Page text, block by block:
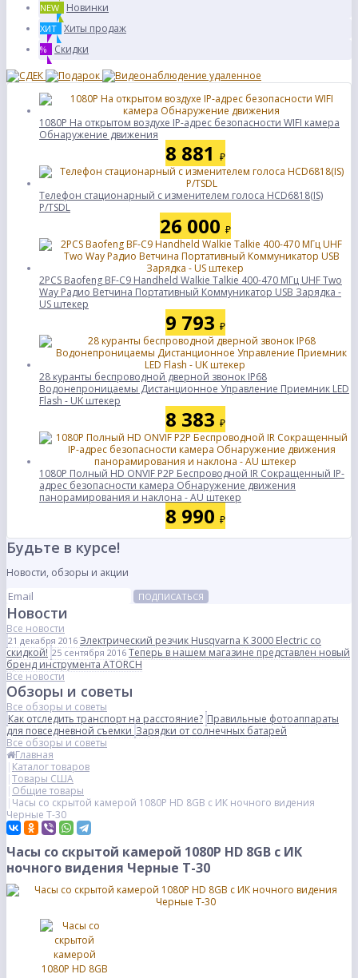
NEW Новинки
ХИТ Хиты продаж
% Скидки
1080P На открытом воздухе IP-адрес безопасности WIFI камера
Обнаружение движения
8 881 ₽
Телефон стационарный с изменителем голоса HCD6818(IS)
P/TSDL
26 000 ₽
2PCS Baofeng BF-C9 Handheld Walkie Talkie 400-470 МГц UHF Two
Way Радио Ветчина Портативный Коммуникатор USB Зарядка -
US штекер
9 793 ₽
28 куранты беспроводной дверной звонок IP68
Водонепроницаемы Дистанционное Управление Приемник LED
Flash - UK штекер
8 383 ₽
1080P Полный HD ONVIF P2P Беспроводной IR Сокращенный IP-
адрес безопасности камера Обнаружение движения
панорамирования и наклона - AU штекер
8 990 ₽
Будьте в курсе!
Новости, обзоры и акции
ПОДПИСАТЬСЯ
Новости
Все новости
21 декабря 2016 Электрический резчик Husqvarna K 3000 Electric со
скидкой! 25 сентября 2016 Теперь в нашем магазине представлен новый
бренд инструмента ATORCH
Все новости
Обзоры и советы
Все обзоры и советы
Как отследить транспорт на расстояние? Правильные фотоаппараты
для повседневной съемкиЗарядки от солнечных батарей
Все обзоры и советы
Главная
Каталог товаров
Товары США
Общие товары
Часы со скрытой камерой 1080P HD 8GB с ИК ночного видения
Черные Т-30
Часы со скрытой камерой 1080P HD 8GB с ИК
ночного видения Черные Т-30